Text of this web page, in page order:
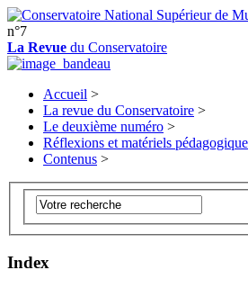
n°7
La Revue du Conservatoire
Accueil >
La revue du Conservatoire >
Le deuxième numéro >
Réflexions et matériels
Contenus >
Index